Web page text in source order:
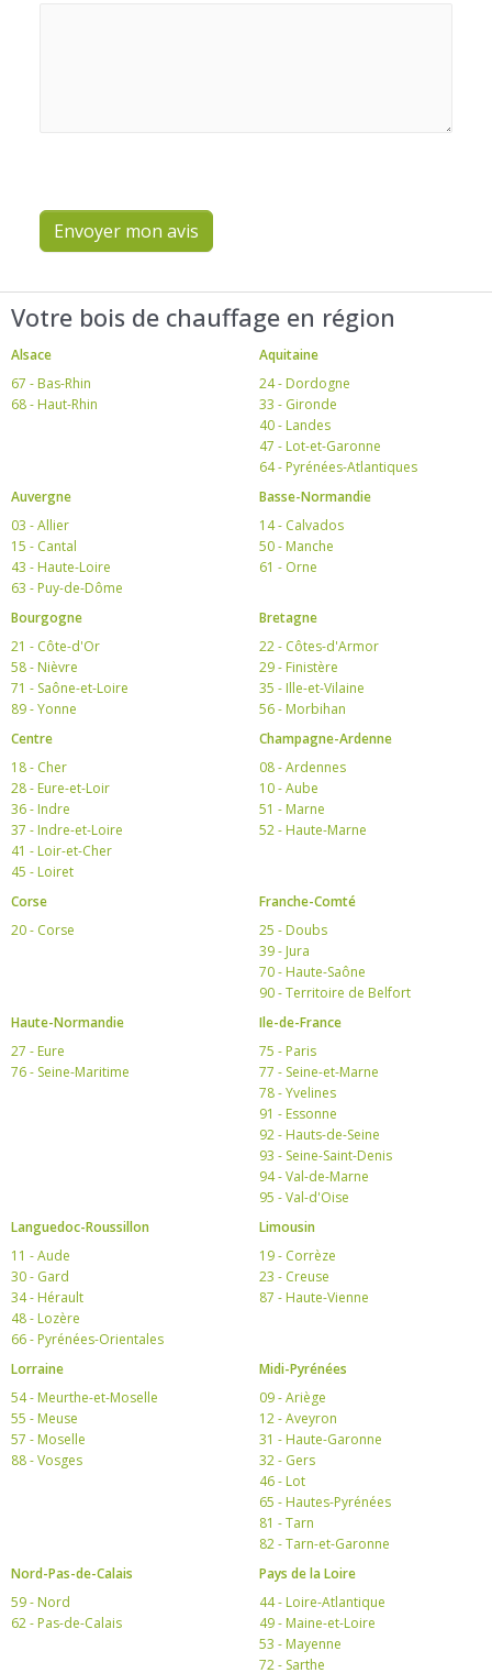
Envoyer mon avis
Votre bois de chauffage en région
Alsace
67 - Bas-Rhin
68 - Haut-Rhin
Aquitaine
24 - Dordogne
33 - Gironde
40 - Landes
47 - Lot-et-Garonne
64 - Pyrénées-Atlantiques
Auvergne
03 - Allier
15 - Cantal
43 - Haute-Loire
63 - Puy-de-Dôme
Basse-Normandie
14 - Calvados
50 - Manche
61 - Orne
Bourgogne
21 - Côte-d'Or
58 - Nièvre
71 - Saône-et-Loire
89 - Yonne
Bretagne
22 - Côtes-d'Armor
29 - Finistère
35 - Ille-et-Vilaine
56 - Morbihan
Centre
18 - Cher
28 - Eure-et-Loir
36 - Indre
37 - Indre-et-Loire
41 - Loir-et-Cher
45 - Loiret
Champagne-Ardenne
08 - Ardennes
10 - Aube
51 - Marne
52 - Haute-Marne
Corse
20 - Corse
Franche-Comté
25 - Doubs
39 - Jura
70 - Haute-Saône
90 - Territoire de Belfort
Haute-Normandie
27 - Eure
76 - Seine-Maritime
Ile-de-France
75 - Paris
77 - Seine-et-Marne
78 - Yvelines
91 - Essonne
92 - Hauts-de-Seine
93 - Seine-Saint-Denis
94 - Val-de-Marne
95 - Val-d'Oise
Languedoc-Roussillon
11 - Aude
30 - Gard
34 - Hérault
48 - Lozère
66 - Pyrénées-Orientales
Limousin
19 - Corrèze
23 - Creuse
87 - Haute-Vienne
Lorraine
54 - Meurthe-et-Moselle
55 - Meuse
57 - Moselle
88 - Vosges
Midi-Pyrénées
09 - Ariège
12 - Aveyron
31 - Haute-Garonne
32 - Gers
46 - Lot
65 - Hautes-Pyrénées
81 - Tarn
82 - Tarn-et-Garonne
Nord-Pas-de-Calais
59 - Nord
62 - Pas-de-Calais
Pays de la Loire
44 - Loire-Atlantique
49 - Maine-et-Loire
53 - Mayenne
72 - Sarthe